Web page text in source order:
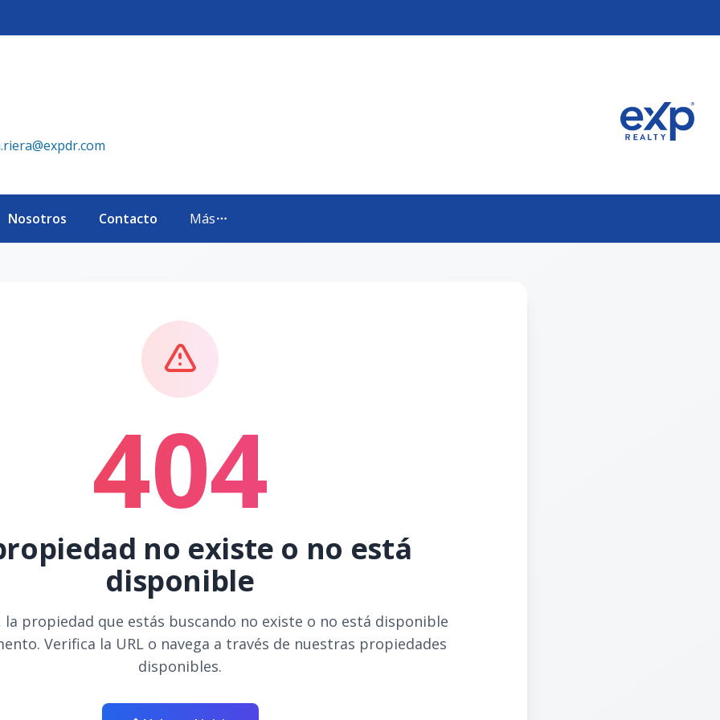
Nosotros Contacto Más
404
no existe o no está
disponible
la propiedad que estás buscando no existe o no está disponible
Verifica la URL o navega a través de nuestras propiedades
disponibles.